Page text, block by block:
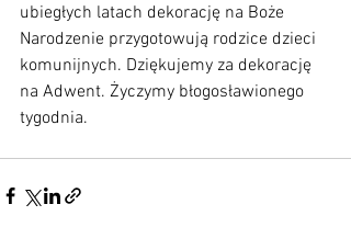
ubiegłych latach dekorację na Boże
Narodzenie przygotowują rodzice dzieci
komunijnych. Dziękujemy za dekorację
na Adwent. Życzymy błogosławionego
tygodnia.